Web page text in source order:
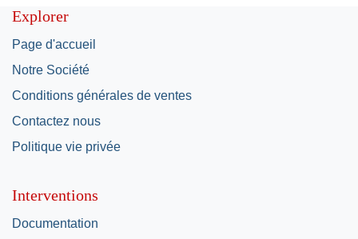
Explorer
Page d'accueil
Notre Société
Conditions générales de ventes
Contactez nous
Politique vie privée
Interventions
Documentation